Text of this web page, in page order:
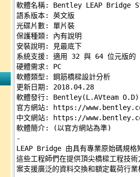
軟體名稱: Bentley LEAP Bridge
語系版本: 英文版
光碟片數: 單片裝
保護種類: 內有說明
安裝說明:
見最底下
系統支援: 適用 32 與 64 位元版的
硬體需求: PC
軟體類型: 鋼筋橋樑設計分析
更新日期: 2018.04.28
軟體發行: Bentley(L.AVteam
官方網站:
https://
中文網站:
https://
-
LEAP Bridge 由具有專業原始碼規格
這些工程師們在提供頂尖橋樑工程技
案支援廣泛的資料交換和額定載荷行